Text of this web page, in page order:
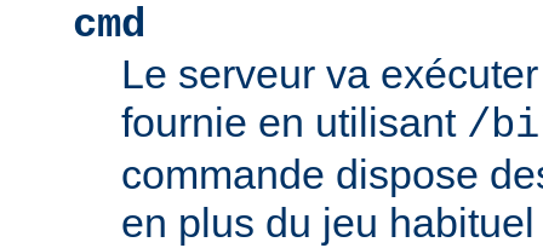
cmd
Le serveur va
fournie en utilisant /
commande dispose
en plus du jeu